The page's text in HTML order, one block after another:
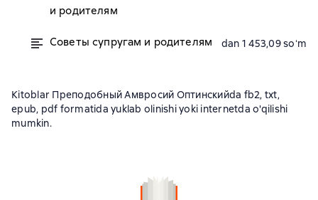
и родителям
Советы супругам и родителям dan 1 453,09 soʻm
Kitoblar Преподобный Амвросий Оптинскийda fb2, txt,
epub, pdf formatida yuklab olinishi yoki internetda o'qilishi
mumkin.